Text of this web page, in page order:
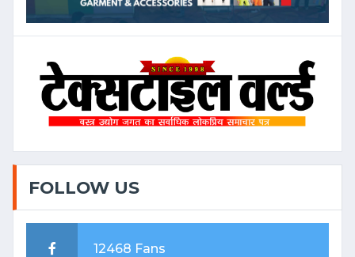
FOLLOW US
12468 Fans